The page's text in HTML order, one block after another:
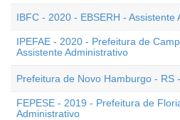
IBFC - 2020 - EBSERH - Assistente
IPEFAE - 2020 - Prefeitura de
Assistente Administrativo
Prefeitura de Novo Hamburgo - RS
FEPESE - 2019 - Prefeitura de
Administrativo